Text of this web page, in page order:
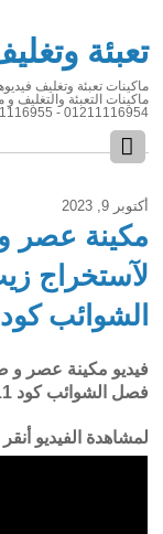
تعبئة
ماكينات تعبئة وتغليف
ماكينات التعبئة والتغليف
01211116954 - 01211116955 - 01211116956 - 1211116957 - 01211116958
أكتوبر 9, 2023
مكينة عصر
لآستخراج
الشوائب كود 811 ماركة إم
فيديو مكينة عصر و
فصل الشوائب كود 811 ماركة إم توباك
لمشاهدة الفيديو